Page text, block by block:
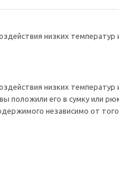
низких температур
низких температур
положили его в сумку или
независимо от